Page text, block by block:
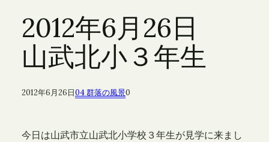
2012年6月26日
山武北小３年生
2012年6月26日04 群落の風景0
今日は山武市立山武北小学校３年生が見学に来まし